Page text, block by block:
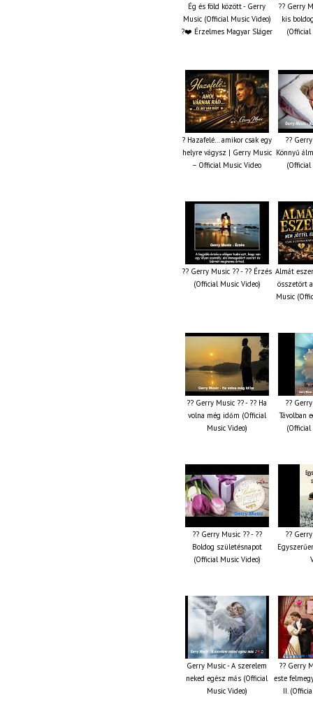
Ég és föld között - Gerry
Music (Official Music Video)
?❤️ Érzelmes Magyar Sláger
?? Gerry
kis
(Official
? Hazafelé… amikor csak egy
helyre vágysz | Gerry Music
– Official Music Video
??
Könnyű
(Official
?? Gerry Music ?? - ?? Érzés
(Official Music Video)
Almát
összetört
Music
?? Gerry Music ?? - ?? Ha
volna még időm (Official
Music Video)
??
Távolban
(Official
?? Gerry Music ?? - ??
Boldog születésnapot
(Official Music Video)
??
Gerry Music - A szerelem
neked egész más (Official
Music Video)
?? Gerry
este
II.